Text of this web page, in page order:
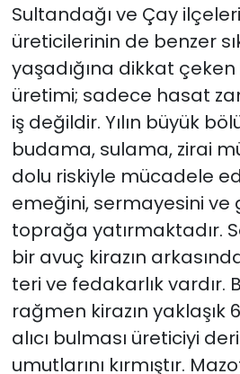
Sultandağı ve Çay
üreticilerinin de benzer
yaşadığına dikkat çeken
üretimi; sadece hasat
iş değildir. Yılın büyük
budama, sulama, zirai
dolu riskiyle mücadele
emeğini, sermayesini ve
toprağa yatırmaktadır.
bir avuç kirazın
teri ve fedakarlık vardır.
rağmen kirazın yaklaşık
alıcı bulması üreticiyi
umutlarını kırmıştır.